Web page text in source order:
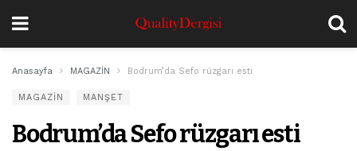
Anasayfa MAGAZİN Bodrum’da Sefo rüzgarı esti
MAGAZİN MANŞET
Bodrum’da Sefo rüzgarı esti